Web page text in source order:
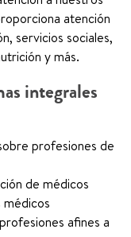
atención
servicios sociales,
y más.
integrales
profesiones de
de médicos
afines a